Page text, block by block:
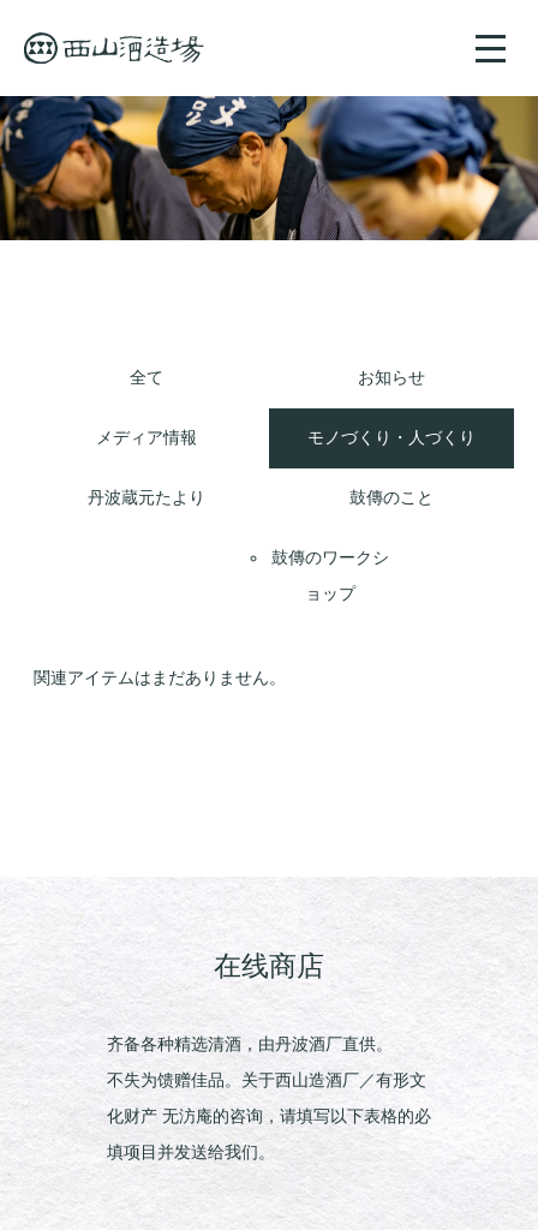
toggle
全て お知らせ
メディア情報 モノづくり・人づくり
丹波蔵元たより 鼓傳のこと
鼓傳のワークシ
ョップ
関連アイテムはまだありません。
在线商店
齐备各种精选清酒，由丹波酒厂直供。
不失为馈赠佳品。关于西山造酒厂／有形文
化财产 无汸庵的咨询，请填写以下表格的必
填项目并发送给我们。